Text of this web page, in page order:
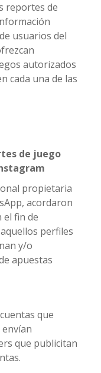
reportes de
usuarios del
autorizados
cada una de las
de juego
propietaria
acordaron
el fin de
perfiles
y/o
apuestas
que
que publicitan